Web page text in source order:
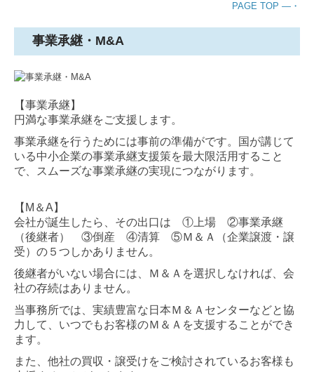
PAGE TOP ―・
事業承継・M&A
【事業承継】
円満な事業承継をご支援します。
事業承継を行うためには事前の準備がです。国が講じて
いる中小企業の事業承継支援策を最大限活用すること
で、スムーズな事業承継の実現につながります。
【M＆A 】
会社が誕生したら、その出口は ①上場 ②事業承継
（後継者） ③倒産 ④清算 ⑤Ｍ＆Ａ（企業譲渡・譲
受）の５つしかありません。
後継者がいない場合には、Ｍ＆Ａを選択しなければ、会
社の存続はありません。
当事務所では、実績豊富な日本Ｍ＆Ａセンターなどと協
力して、いつでもお客様のＭ＆Ａを支援することができ
ます。
また、他社の買収・譲受けをご検討されているお客様も